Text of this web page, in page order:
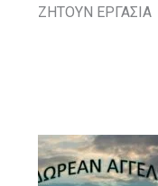
ΖΗΤΟΥΝ ΕΡΓΑΣΙΑ